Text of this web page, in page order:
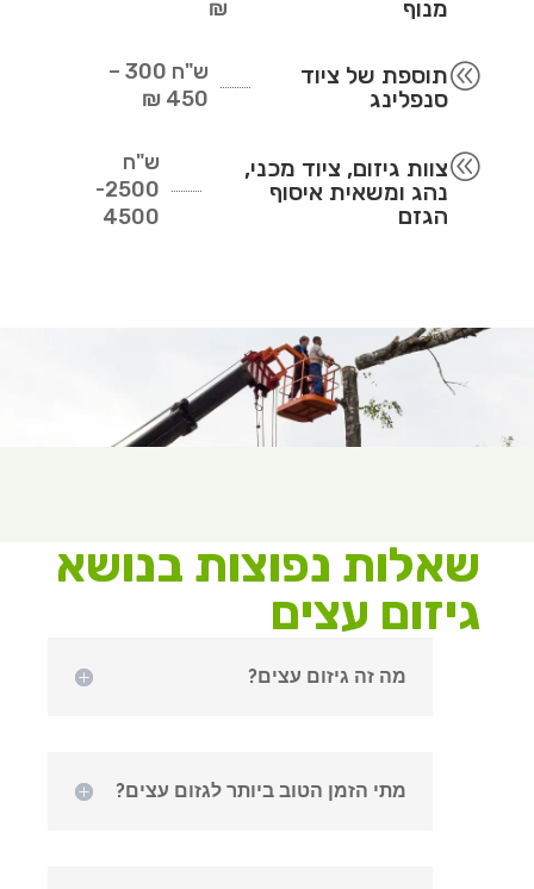
מנוף
₪
@תוספת של ציוד
סנפלינג
ש"ח
300 –
450 ₪
@צוות גיזום, ציוד מכני,
נהג ומשאית איסוף
הגזם
ש"ח
2500-
4500
שאלות נפוצות בנושא
גיזום עצים
מה זה גיזום עצים?
מתי הזמן הטוב ביותר לגזום עצים?